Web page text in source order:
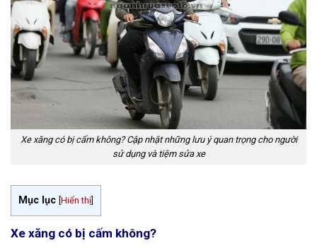
Xe xăng có bị cấm không? Cập nhật những lưu ý quan trọng cho người
sử dụng và tiệm sửa xe
Mục lục [Hiển thị]
Xe xăng có bị cấm không?